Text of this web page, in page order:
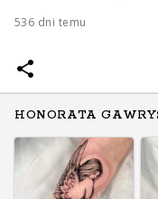
536 dni temu
HONORATA